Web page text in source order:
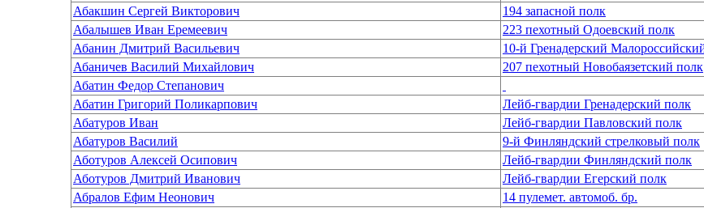
Абакшин Сергей Викторович
194 запасной полк
Абалышев Иван Еремеевич
223 пехотный Одоевский полк
Абанин Дмитрий Васильевич
Абаничев Василий Михайлович
207 пехотный Новобаязетский полк
Абатин Федор Степанович
Абатин Григорий Поликарпович
Лейб-гвардии Гренадерский полк
Абатуров Иван
Лейб-гвардии Павловский полк
Абатуров Василий
9-й Финляндский стрелковый полк
Аботуров Алексей Осипович
Лейб-гвардии Финляндский полк
Аботуров Дмитрий Иванович
Лейб-гвардии Егерский полк
Абралов Ефим Неонович
14 пулемет. автомоб. бр.